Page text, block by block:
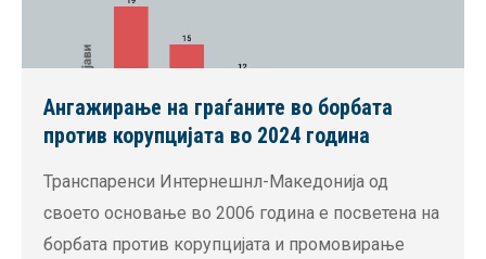
Ангажирање на граѓаните во борбата
против корупцијата во 2024 година
Транспаренси Интернешнл-Македонија од
своето основање во 2006 година е посветена на
борбата против корупцијата и промовирање